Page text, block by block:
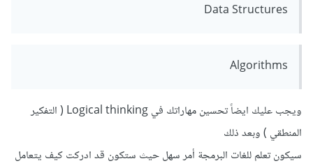
Data Structures
Algorithms
ويجب عليك ايضاً تحسين مهاراتك في Logical thinking ( التفكير
المنطقي ) وبعد ذلك
سيكون تعلم للغات البرمجة أمر سهل حيث ستكون قد ادركت كيف يتعامل